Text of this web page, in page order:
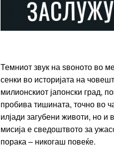
Etiam
Praesent
Ut
Nullam
Donec
Темниот звук на ѕвоното во
сенки во историјата на
милионскиот јапонски град,
пробива тишината, точно во
илјади загубени животи, но
мисија е сведоштвото за
порака – никогаш повеќе.